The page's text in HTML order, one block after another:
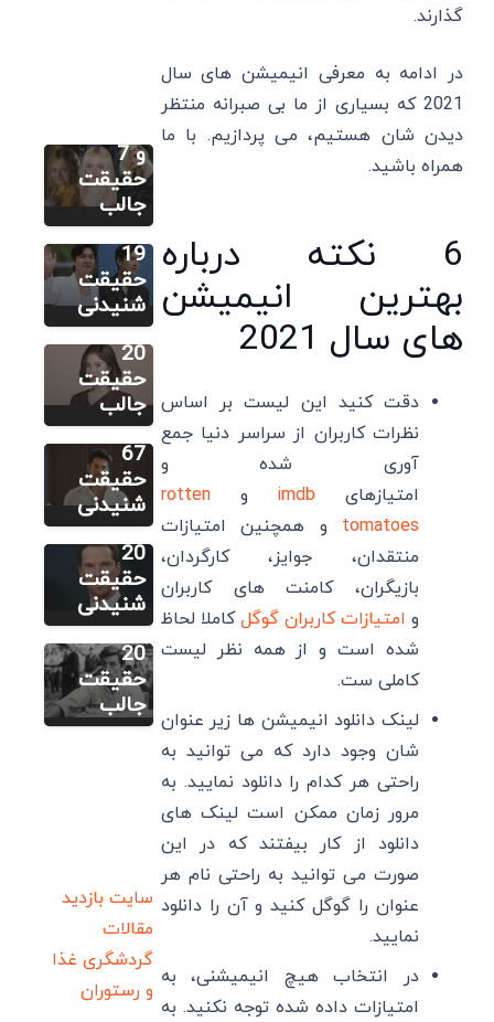
گذارند.
در ادامه به معرفی انیمیشن های سال
2021 که بسیاری از ما بی صبرانه منتظر
دیدن شان هستیم، می پردازیم. با ما
همراه باشید.
6 نکته درباره
بهترین انیمیشن
های سال 2021
دقت کنید این لیست بر اساس
نظرات کاربران از سراسر دنیا جمع
آوری شده و
امتیازهای imdb وrotten
tomatoes و همچنین امتیازات
منتقدان، جوایز، کارگردان،
بازیگران، کامنت های کاربران
و امتیازات کاربران گوگلکاملا لحاظ
شده است و از همه نظر لیست
کاملی ست.
لینک دانلود انیمیشن ها زیر عنوان
شان وجود دارد که می توانید به
راحتی هر کدام را دانلود نمایید. به
مرور زمان ممکن است لینک های
دانلود از کار بیفتند که در این
صورت می توانید به راحتی نام هر
عنوان را گوگل کنید و آن را دانلود
نمایید.
در انتخاب هیچ انیمیشنی، به
امتیازات داده شده توجه نکنید. به
و 7
حقیقت
جالب
لی مینهو:
زندگینامه،
بهترین
فیلم ها و
19
حقیقت
شنیدنی
سایر
سونگ هه
کیو:
زندگینامه،
بهترین
فیلم ها و
20
حقیقت
جالب
سایر
بوراک
اوزچیویت:
زندگینامه،
بهترین
فیلم ها و
67
حقیقت
شنیدنی
سایر
بندیکت
کامبربچ:
زندگینامه،
بهترین
فیلم ها و
20
حقیقت
شنیدنی
سایر
آلن دلون:
زندگینامه،
بهترین
فیلم ها و
20
حقیقت
جالب
سایت بازدید
مقالات
گردشگری غذا
و رستوران